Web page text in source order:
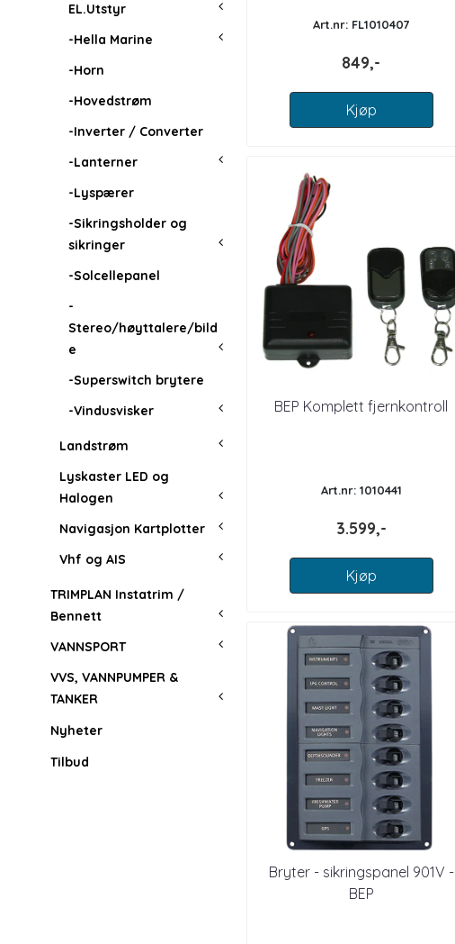
EL.Utstyr
-Hella Marine
-Horn
-Hovedstrøm
-Inverter / Converter
-Lanterner
-Lyspærer
-Sikringsholder og
sikringer
-Solcellepanel
-
Stereo/høyttalere/bild
e
-Superswitch brytere
-Vindusvisker
Landstrøm
Lyskaster LED og
Halogen
Navigasjon Kartplotter
Vhf og AIS
TRIMPLAN Instatrim /
Bennett
VANNSPORT
VVS, VANNPUMPER &
TANKER
Nyheter
Tilbud
Art.nr: FL1010407
849,-
Kjøp
BEP Komplett fjernkontroll
Art.nr: 1010441
3.599,-
Kjøp
Bryter - sikringspanel 901V -
BEP